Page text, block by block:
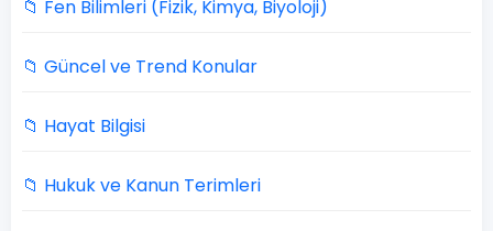
📁 Fen Bilimleri (Fizik, Kimya, Biyoloji)
📁 Güncel ve Trend Konular
📁 Hayat Bilgisi
📁 Hukuk ve Kanun Terimleri